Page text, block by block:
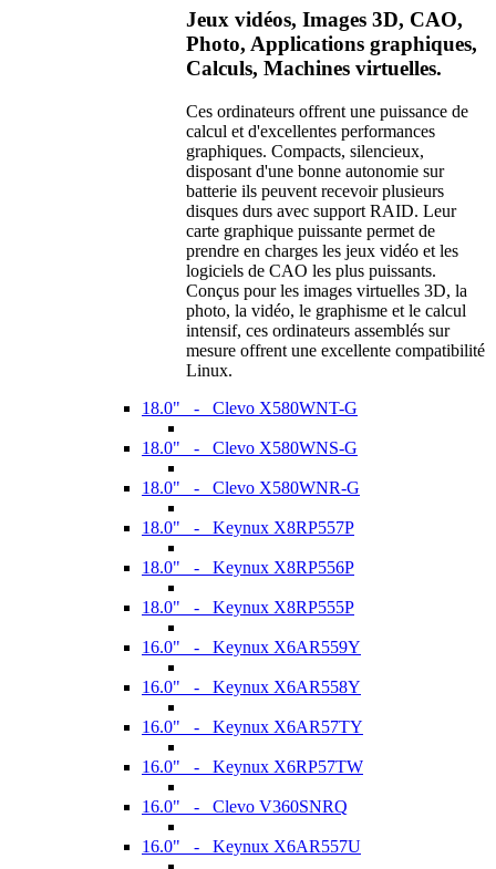
Jeux vidéos, Images 3D, CAO,
Photo, Applications graphiques,
Calculs, Machines virtuelles.
Ces ordinateurs offrent une puissance de
calcul et d'excellentes performances
graphiques. Compacts, silencieux,
disposant d'une bonne autonomie sur
batterie ils peuvent recevoir plusieurs
disques durs avec support RAID. Leur
carte graphique puissante permet de
prendre en charges les jeux vidéo et les
logiciels de CAO les plus puissants.
Conçus pour les images virtuelles 3D, la
photo, la vidéo, le graphisme et le calcul
intensif, ces ordinateurs assemblés sur
mesure offrent une excellente compatibilité
Linux.
18.0" - Clevo X580WNT-G
18.0" - Clevo X580WNS-G
18.0" - Clevo X580WNR-G
18.0" - Keynux X8RP557P
18.0" - Keynux X8RP556P
18.0" - Keynux X8RP555P
16.0" - Keynux X6AR559Y
16.0" - Keynux X6AR558Y
16.0" - Keynux X6AR57TY
16.0" - Keynux X6RP57TW
16.0" - Clevo V360SNRQ
16.0" - Keynux X6AR557U